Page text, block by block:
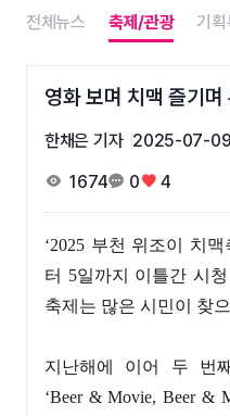
전체뉴스 축제/관광 기획
영화 보며 치맥 즐기
한채은 기자 2025-07-
1674
0 4
‘2025 부천 위조이 치
터 5일까지 이틀간 시
축제는 많은 시민이 찾
지난해에 이어 두 번
‘Beer & Movie, Beer &